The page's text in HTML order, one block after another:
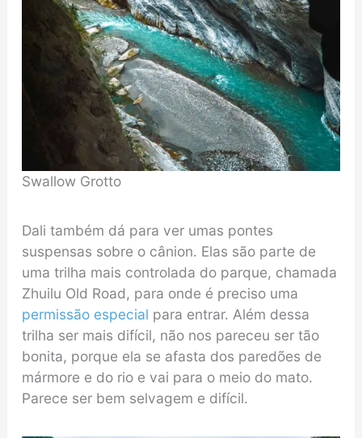
Swallow Grotto
Dali também dá para ver umas pontes
suspensas sobre o cânion. Elas são parte de
uma trilha mais controlada do parque, chamada
Zhuilu Old Road, para onde é preciso uma
permissão especial para entrar. Além dessa
trilha ser mais difícil, não nos pareceu ser tão
bonita, porque ela se afasta dos paredões de
mármore e do rio e vai para o meio do mato.
Parece ser bem selvagem e difícil.